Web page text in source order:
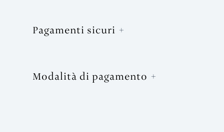
Pagamenti sicuri
Modalità di pagamento